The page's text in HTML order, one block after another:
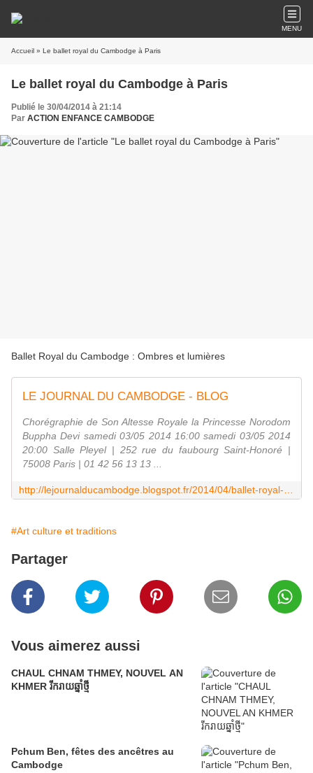
MENU
Accueil » Le ballet royal du Cambodge à Paris
Le ballet royal du Cambodge à Paris
Publié le 30/04/2014 à 21:14
Par ACTION ENFANCE CAMBODGE
Ballet Royal du Cambodge : Ombres et lumières
LE JOURNAL DU CAMBODGE - BLOG
Chorégraphie de Son Altesse Royale la Princesse Norodom
Buppha Devi samedi 03/05 2014 16:00 samedi 03/05 2014
20:00 Salle Pleyel | 252 rue du faubourg Saint-Honoré |
75008 Paris | 01 42 56 13 13 ...
#Art culture et traditions
Partager
Vous aimerez aussi
CHAUL CHNAM THMEY, NOUVEL AN
KHMER រីករាយឆ្នាំថ្មី
Pchum Ben, fêtes des ancêtres au
Cambodge